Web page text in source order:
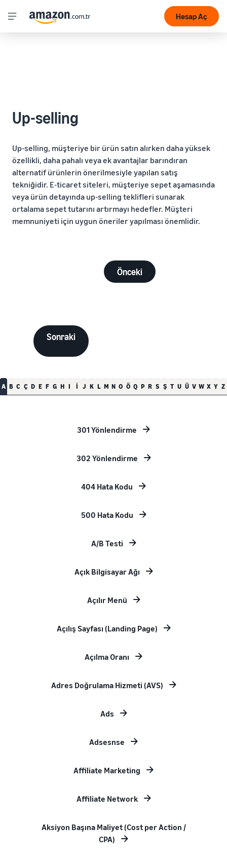
Hesap Aç
Up-selling
Up-selling, müşteriye bir ürün satın alırken daha yüksek
özellikli, daha pahalı veya ek avantajlar barındıran
alternatif ürünlerin önerilmesiyle yapılan satış
tekniğidir. E-ticaret siteleri, müşteriye sepet aşamasında
veya ürün detayında up-selling teklifleri sunarak
ortalama sepet tutarını artırmayı hedefler. Müşteri
memnuniyeti için uygun öneriler yapılması önemlidir.
Önceki
Sonraki
A B C Ç D E F G H I İ J K L M N O Ö Q P R S Ş T U Ü V W X Y Z
301 Yönlendirme
302 Yönlendirme
404 Hata Kodu
500 Hata Kodu
A/B Testi
Açık Bilgisayar Ağı
Açılır Menü
Açılış Sayfası (Landing Page)
Açılma Oranı
Adres Doğrulama Hizmeti (AVS)
Ads
Adsesnse
Affiliate Marketing
Affiliate Network
Aksiyon Başına Maliyet (Cost per Action /
CPA)